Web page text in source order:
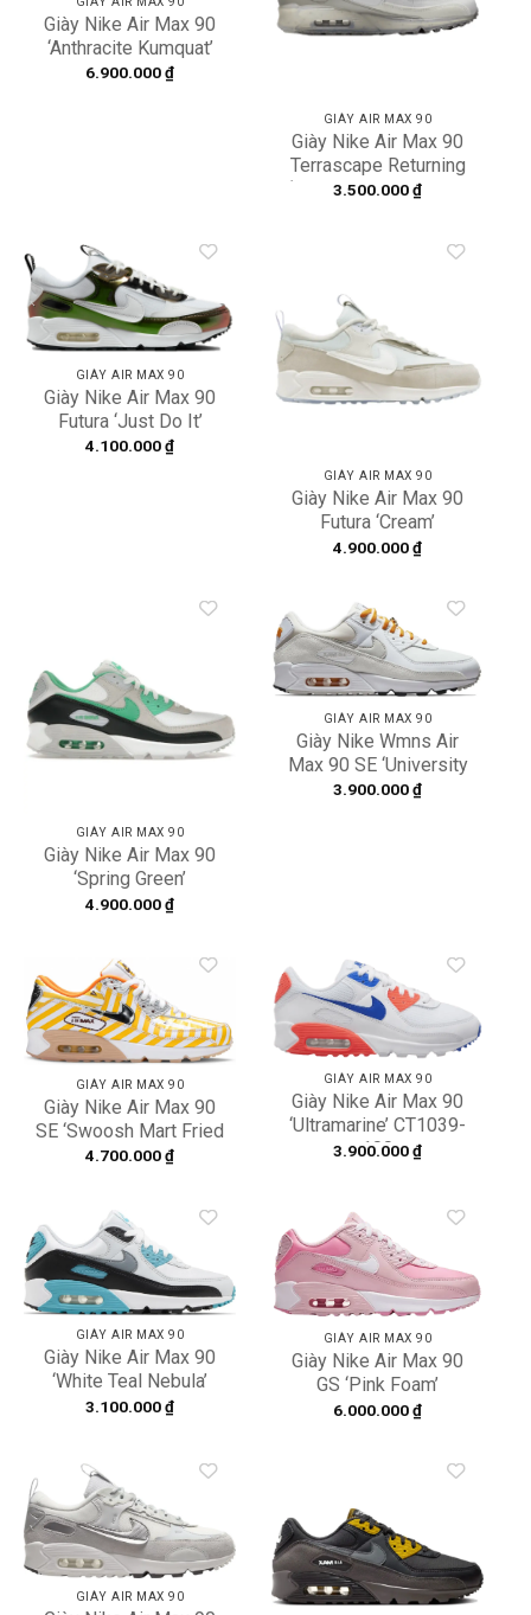
Giày Nike Air Max 90
‘Anthracite Kumquat’
DQ8974-800
6.900.000₫
GIÀY AIR MAX 90
Giày Nike Air Max 90
Terrascape Returning
‘White Grey’ DQ3987-
3.500.000₫
Add to
wishlist
GIÀY AIR MAX 90
Giày Nike Air Max 90
Futura ‘Just Do It’
FV1168-100
4.100.000₫
GIÀY AIR MAX 90
Giày Nike Air Max 90
Futura ‘Cream’
CL8CVW
4.900.000₫
GIÀY AIR MAX 90
Giày Nike Air Max 90
‘Spring Green’
DM0029-104
4.900.000₫
Add to
wishlist
GIÀY AIR MAX 90
Giày Nike Wmns Air
Max 90 SE ‘University
Gold’ DA8709-100
3.900.000₫
Add to
wishlist
GIÀY AIR MAX 90
Giày Nike Air Max 90
SE ‘Swoosh Mart Fried
Chicken’ DD5481-735
4.700.000₫
Add to
wishlist
GIÀY AIR MAX 90
Giày Nike Air Max 90
‘Ultramarine’ CT1039-
100
3.900.000₫
Add to
wishlist
GIÀY AIR MAX 90
Giày Nike Air Max 90
‘White Teal Nebula’
FB8570-101
3.100.000₫
Add to
wishlist
GIÀY AIR MAX 90
Giày Nike Air Max 90
GS ‘Pink Foam’
CV9648-600
6.000.000₫
Add to
wishlist
GIÀY AIR MAX 90
wishlist